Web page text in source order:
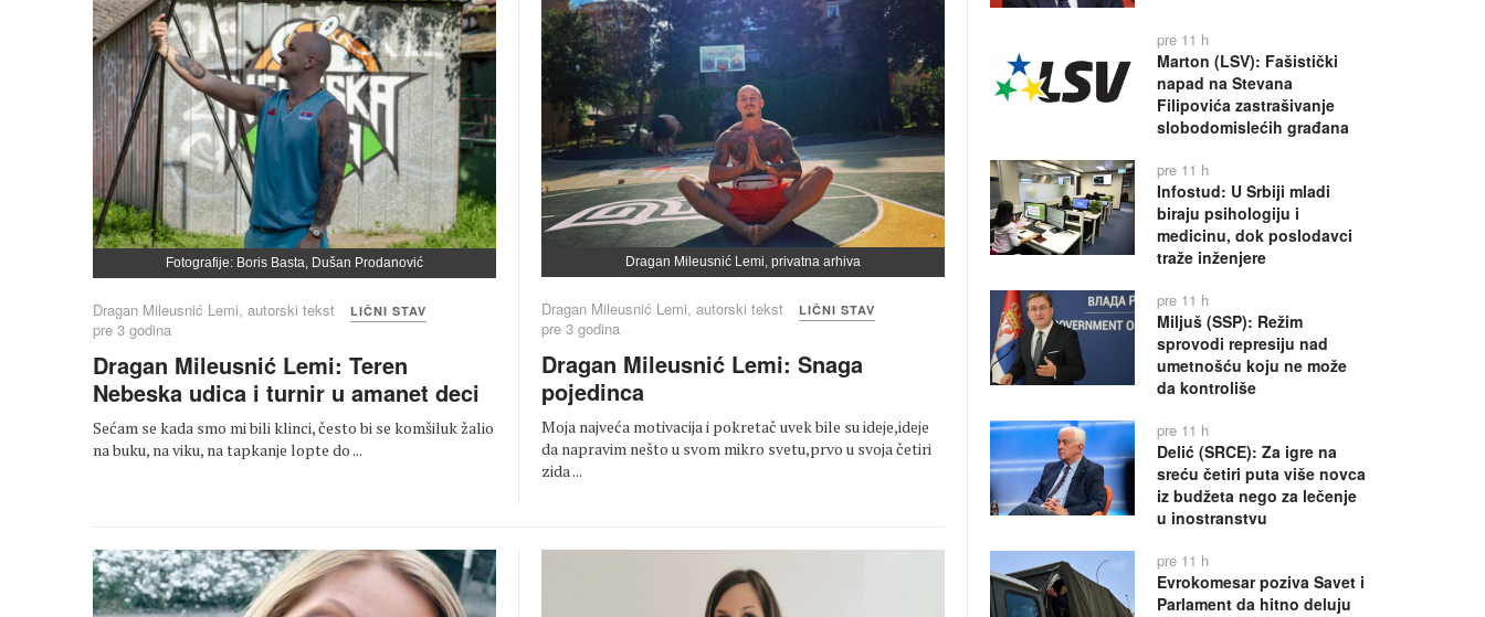
Fotografije: Boris Basta, Dušan Prodanović
Dragan Mileusnić Lemi, autorski tekst LIČNI STAV
pre 3 godina
Dragan Mileusnić Lemi: Teren
Nebeska udica i turnir u amanet deci
Sećam se kada smo mi bili klinci, često bi se komšiluk žalio
na buku, na viku, na tapkanje lopte do ...
Dragan Mileusnić Lemi, privatna arhiva
Dragan Mileusnić Lemi, autorski tekst LIČNI STAV
pre 3 godina
Dragan Mileusnić Lemi: Snaga
pojedinca
Moja najveća motivacija i pokretač uvek bile su ideje,ideje
da napravim nešto u svom mikro svetu,prvo u svoja četiri
zida ...
pre 11 h
Marton (LSV): Fašistički
napad na Stevana
Filipovića zastrašivanje
slobodomislećih građana
pre 11 h
Infostud: U Srbiji mladi
biraju psihologiju i
medicinu, dok poslodavci
traže inženjere
pre 11 h
Miljuš (SSP): Režim
sprovodi represiju nad
umetnošću koju ne može
da kontroliše
pre 11 h
Delić (SRCE): Za igre na
sreću četiri puta više novca
iz budžeta nego za lečenje
u inostranstvu
pre 11 h
Evrokomesar poziva Savet i
Parlament da hitno deluju